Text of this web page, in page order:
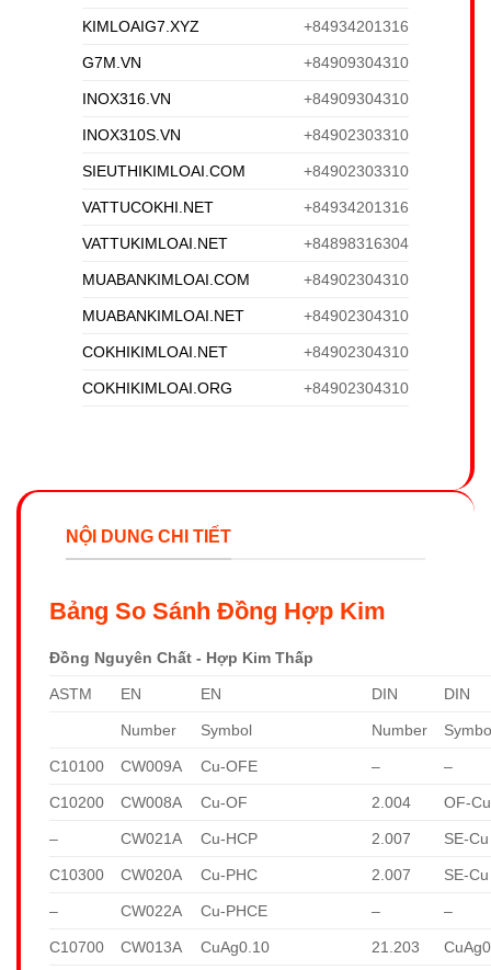
KIMLOAIG7.XYZ +84934201316
G7M.VN +84909304310
INOX316.VN +84909304310
INOX310S.VN +84902303310
SIEUTHIKIMLOAI.COM +84902303310
VATTUCOKHI.NET +84934201316
VATTUKIMLOAI.NET +84898316304
MUABANKIMLOAI.COM +84902304310
MUABANKIMLOAI.NET +84902304310
COKHIKIMLOAI.NET +84902304310
COKHIKIMLOAI.ORG +84902304310
NỘI DUNG CHI TIẾT
Bảng So Sánh Đồng Hợp Kim
Đồng Nguyên Chất - Hợp Kim Thấp
ASTM EN EN DIN DIN
Number Symbol Number
C10100 CW009A Cu-OFE – –
C10200 CW008A Cu-OF 2.004 OF-Cu
– CW021A Cu-HCP 2.007 SE-Cu
C10300 CW020A Cu-PHC 2.007 SE-Cu
– CW022A Cu-PHCE – –
C10700 CW013A CuAg0.10 21.203